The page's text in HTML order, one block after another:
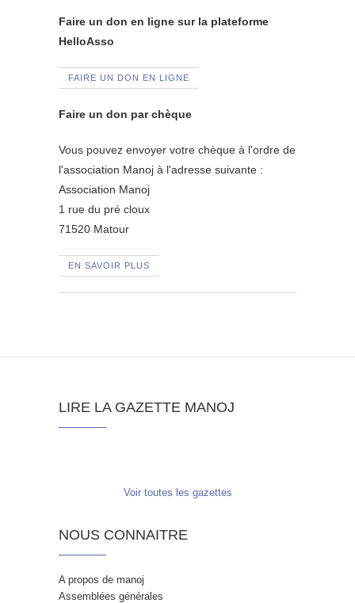
Faire un don en ligne sur la plateforme
HelloAsso
FAIRE UN DON EN LIGNE
Faire un don par chèque
Vous pouvez envoyer votre chèque à l'ordre de
l'association Manoj à l'adresse suivante :
Association Manoj
1 rue du pré cloux
71520 Matour
EN SAVOIR PLUS
LIRE LA GAZETTE MANOJ
Voir toutes les gazettes
NOUS CONNAITRE
A propos de manoj
Assemblées générales